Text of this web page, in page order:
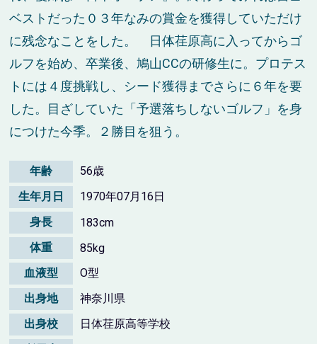
ベストだった０３年なみの賞金を獲得していただけ
に残念なことをした。 日体荏原高に入ってからゴ
ルフを始め、卒業後、鳩山CCの研修生に。プロテス
トには４度挑戦し、シード獲得までさらに６年を要
した。目ざしていた「予選落ちしないゴルフ」を身
につけた今季。２勝目を狙う。
年齢
56歳
生年月日
1970年07月16日
身長
183cm
体重
85kg
血液型
O型
出身地
神奈川県
出身校
日体荏原高等学校